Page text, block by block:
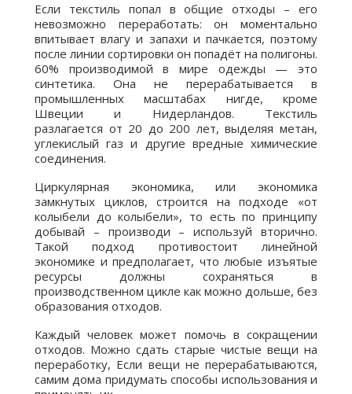
Если текстиль попал в общие отходы – его
невозможно переработать: он моментально
впитывает влагу и запахи и пачкается, поэтому
после линии сортировки он попадёт на полигоны.
60% производимой в мире одежды — это
синтетика. Она не перерабатывается в
промышленных масштабах нигде, кроме
Швеции и Нидерландов. Текстиль
разлагается от 20 до 200 лет, выделяя метан,
углекислый газ и другие вредные химические
соединения.
Циркулярная экономика, или экономика
замкнутых циклов, строится на подходе «от
колыбели до колыбели», то есть по принципу
добывай – производи – используй вторично.
Такой подход противостоит линейной
экономике и предполагает, что любые изъятые
ресурсы должны сохраняться в
производственном цикле как можно дольше, без
образования отходов.
Каждый человек может помочь в сокращении
отходов. Можно сдать старые чистые вещи на
переработку, Если вещи не перерабатываются,
самим дома придумать способы использования и